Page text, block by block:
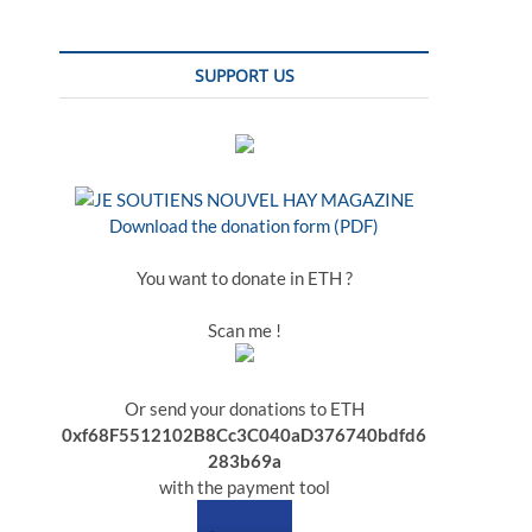
SUPPORT US
Download the donation form (PDF)
You want to donate in ETH ?
Scan me !
Or send your donations to ETH
0xf68F5512102B8Cc3C040aD376740bdfd6
283b69a
with the payment tool